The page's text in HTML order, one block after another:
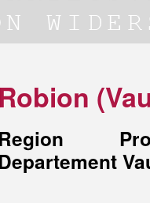
Robion
Region